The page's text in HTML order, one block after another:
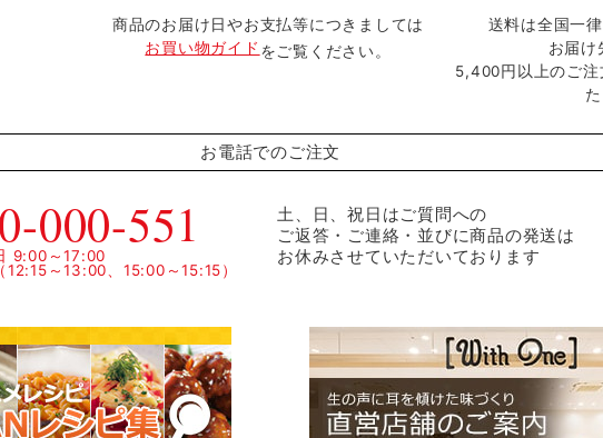
商品のお届け日やお支払等につきましては
お買い物ガイドをご覧ください。
送料は全国一
お届け
5,400円以上のご注
お電話でのご注文
000-551
9:00～17:00
12:15～13:00、15:00～15:15）
土、日、祝日はご質問への
ご返答・ご連絡・並びに商品の発送は
お休みさせていただいております